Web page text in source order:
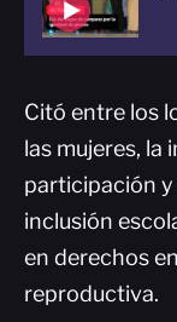
Citó entre los
las mujeres, la
participación
inclusión
en derechos
reproductiva.